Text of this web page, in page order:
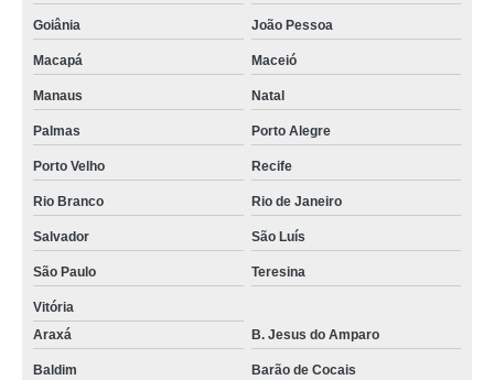
Goiânia João Pessoa
Macapá Maceió
Manaus Natal
Palmas Porto Alegre
Porto Velho Recife
Rio Branco Rio de Janeiro
Salvador São Luís
São Paulo Teresina
Vitória
Araxá
B. Jesus do Amparo
Baldim Barão de Cocais